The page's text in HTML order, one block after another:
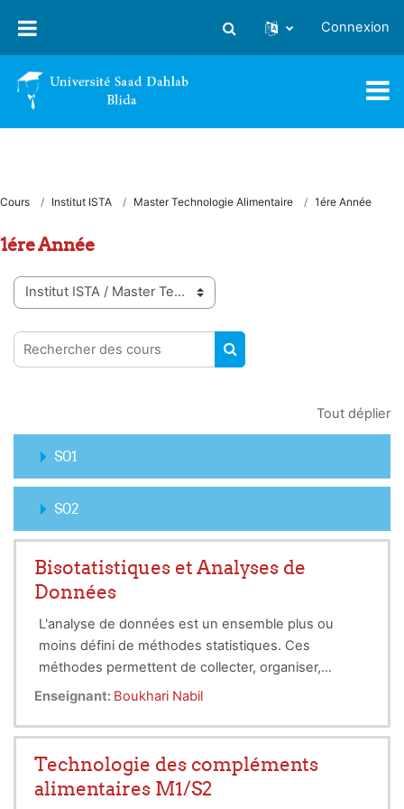
Activer/désactiver la saisie
Connexion
Cours Institut ISTA Master Technologie Alimentaire 1ére Année
1ére Année
Catégories de cours
Rechercher des cours
RECHERCHER DES
Tout déplier
S01
S02
Bisotatistiques et Analyses de
Données
L'analyse de données est un ensemble plus ou
moins défini de méthodes statistiques. Ces
méthodes permettent de collecter, organiser,
résumer, présenter et étudier des données pour
des décisions
Enseignant: Boukhari Nabil
Technologie des compléments
alimentaires M1/S2